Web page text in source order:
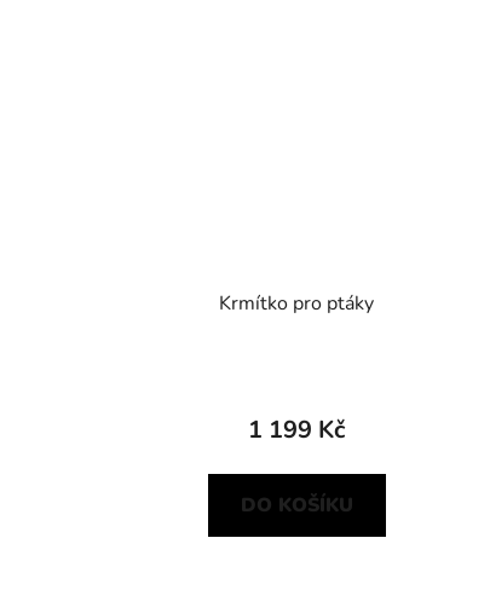
Krmítko pro ptáky
1 199 Kč
DO KOŠÍKU